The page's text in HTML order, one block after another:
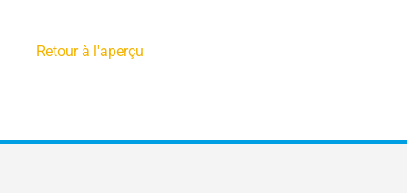
Retour à l'aperçu